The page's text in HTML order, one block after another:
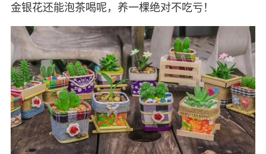
金银花还能泡茶喝呢，养一棵绝对不吃亏！